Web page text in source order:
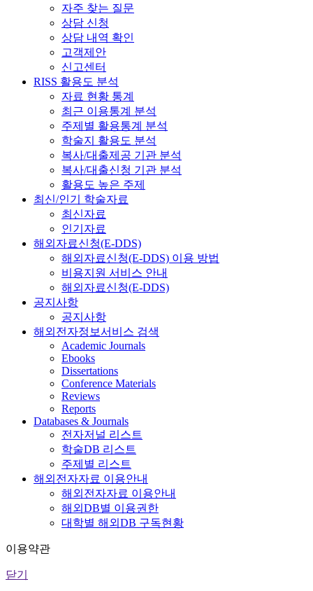
자주 찾는 질문
상담 신청
상담 내역 확인
고객제안
신고센터
RISS 활용도 분석
자료 현황 통계
최근 이용통계 분석
주제별 활용통계 분석
학술지 활용도 분석
복사/대출제공 기관 분석
복사/대출신청 기관 분석
활용도 높은 주제
최신/인기 학술자료
최신자료
인기자료
해외자료신청(E-DDS)
해외자료신청(E-DDS) 이용 방법
비용지원 서비스 안내
해외자료신청(E-DDS)
공지사항
공지사항
해외전자정보서비스 검색
Academic Journals
Ebooks
Dissertations
Conference Materials
Reviews
Reports
Databases & Journals
전자저널 리스트
학술DB 리스트
주제별 리스트
해외전자자료 이용안내
해외전자자료 이용안내
해외DB별 이용권한
대학별 해외DB 구독현황
이용약관
닫기